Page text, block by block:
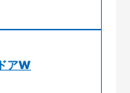
アW